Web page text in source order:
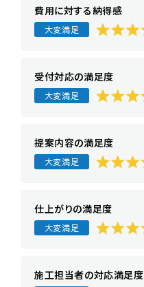
費用に対する納得感
大変満足
受付対応の満足度
大変満足
提案内容の満足度
大変満足
仕上がりの満足度
大変満足
施工担当者の対応満足度